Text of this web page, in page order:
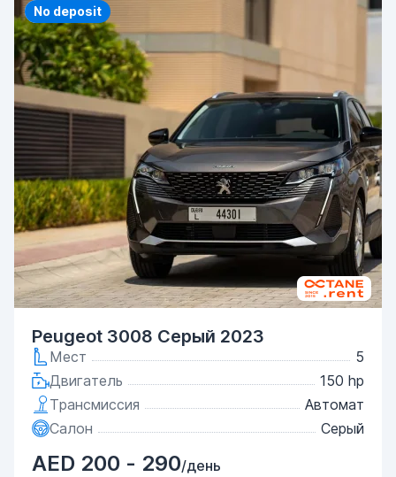
Priority
No deposit
Peugeot 3008 Серый 2023
Мест
5
Двигатель
150 hp
Трансмиссия
Автомат
Салон
Серый
AED 200 - 290/день